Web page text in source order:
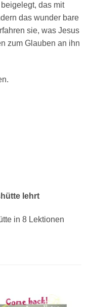
das mit
das wunder bare
sie, was Jesus
zum Glauben an ihn
lehrt
in 8 Lektionen